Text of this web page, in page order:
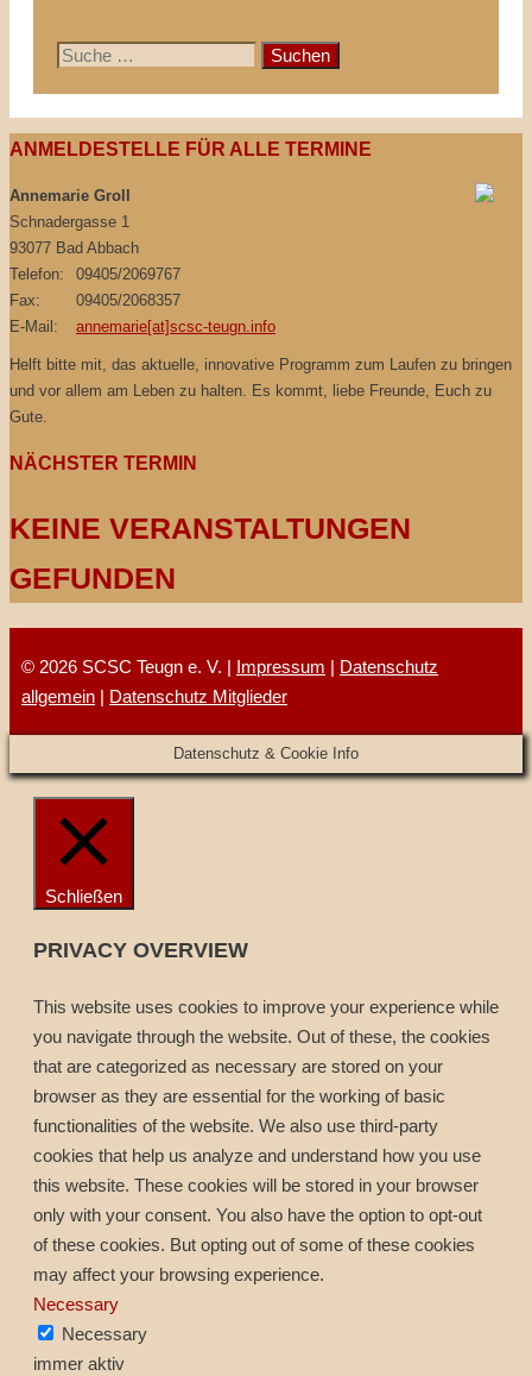
Suche
ANMELDESTELLE FÜR ALLE TERMINE
Annemarie Groll
Schnadergasse 1
93077 Bad Abbach
Telefon:
09405/2069767
Fax:
09405/2068357
E-Mail:
annemarie[at]scsc-teugn.info
Helft bitte mit, das aktuelle, innovative Programm zum Laufen zu bringen
und vor allem am Leben zu halten. Es kommt, liebe Freunde, Euch zu
Gute.
NÄCHSTER TERMIN
KEINE VERANSTALTUNGEN
GEFUNDEN
© 2026 SCSC Teugn e. V. | Impressum | Datenschutz
allgemein | Datenschutz Mitglieder
Datenschutz & Cookie Info
Schließen
PRIVACY OVERVIEW
This website uses cookies to improve your experience while
you navigate through the website. Out of these, the cookies
that are categorized as necessary are stored on your
browser as they are essential for the working of basic
functionalities of the website. We also use third-party
cookies that help us analyze and understand how you use
this website. These cookies will be stored in your browser
only with your consent. You also have the option to opt-out
of these cookies. But opting out of some of these cookies
may affect your browsing experience.
Necessary
Necessary
immer aktiv